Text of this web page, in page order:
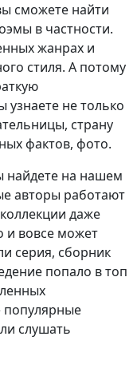
сможете найти
в частности.
жанрах и
стиля. А потому
не только
страну
фактов, фото.
найдете на нашем
авторы работают
даже
и вовсе может
серия, сборник
попало в топ
популярные
слушать